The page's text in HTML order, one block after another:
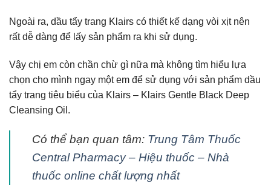
Ngoài ra, dầu tẩy trang Klairs có thiết kế dạng vòi xịt nên
rất dễ dàng để lấy sản phẩm ra khi sử dụng.
Vậy chị em còn chần chừ gì nữa mà không tìm hiểu lựa
chọn cho mình ngay một em để sử dụng với sản phẩm dầu
tẩy trang tiêu biểu của Klairs – Klairs Gentle Black Deep
Cleansing Oil.
Có thể bạn quan tâm: Trung Tâm Thuốc
Central Pharmacy – Hiệu thuốc – Nhà
thuốc online chất lượng nhất